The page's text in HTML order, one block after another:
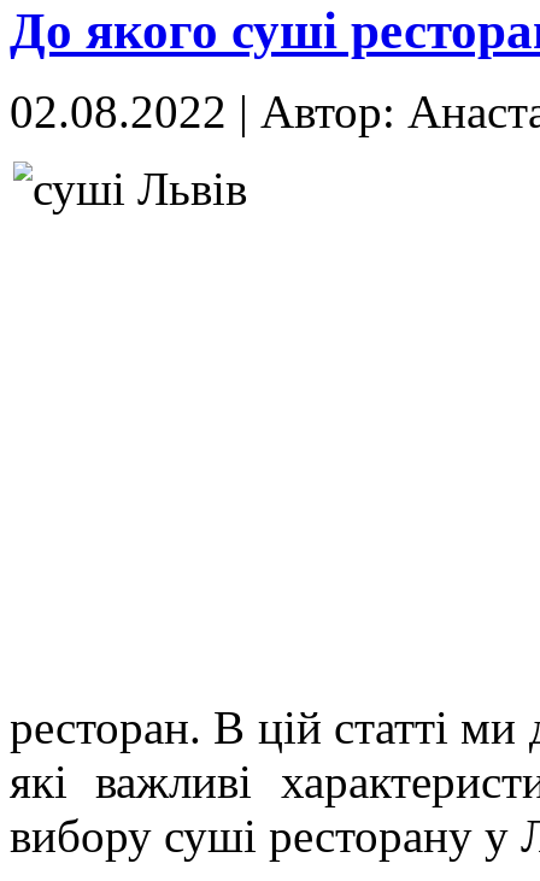
До якого суші
02.08.2022 | Автор:
ресторан. В цій статті
які важливі
вибору суші ресторану у